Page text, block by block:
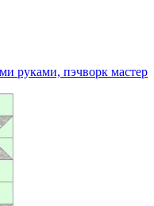
руками, пэчворк мастер